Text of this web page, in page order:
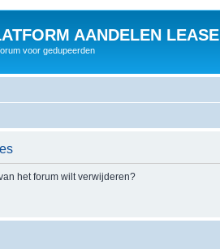
AANDELEN LEASE
voor gedupeerden
het forum wilt verwijderen?